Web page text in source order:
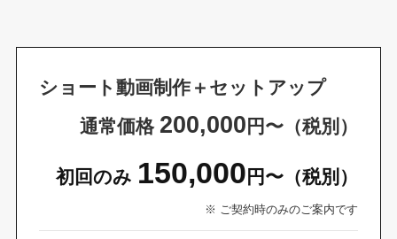
ショート動画制作＋セットアップ
通常価格 200,000 円〜（税別）
初回のみ 150,000 円〜（税別）
※ ご契約時のみのご案内です